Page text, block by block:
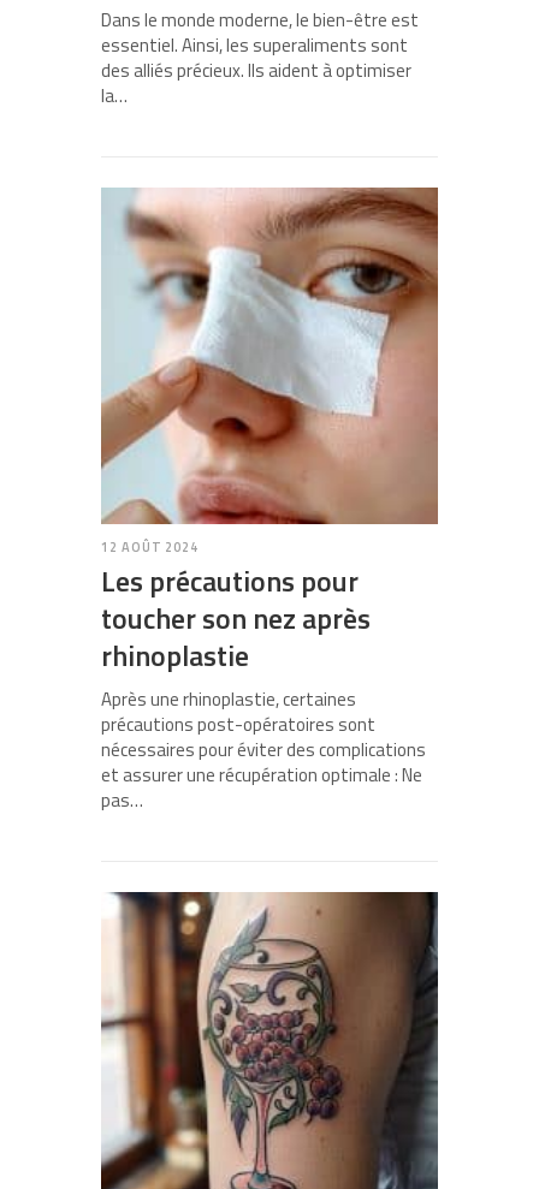
Dans le monde moderne, le bien-être est
essentiel. Ainsi, les superaliments sont
des alliés précieux. Ils aident à optimiser
la…
12 AOÛT 2024
Les précautions pour
toucher son nez après
rhinoplastie
Après une rhinoplastie, certaines
précautions post-opératoires sont
nécessaires pour éviter des complications
et assurer une récupération optimale : Ne
pas…